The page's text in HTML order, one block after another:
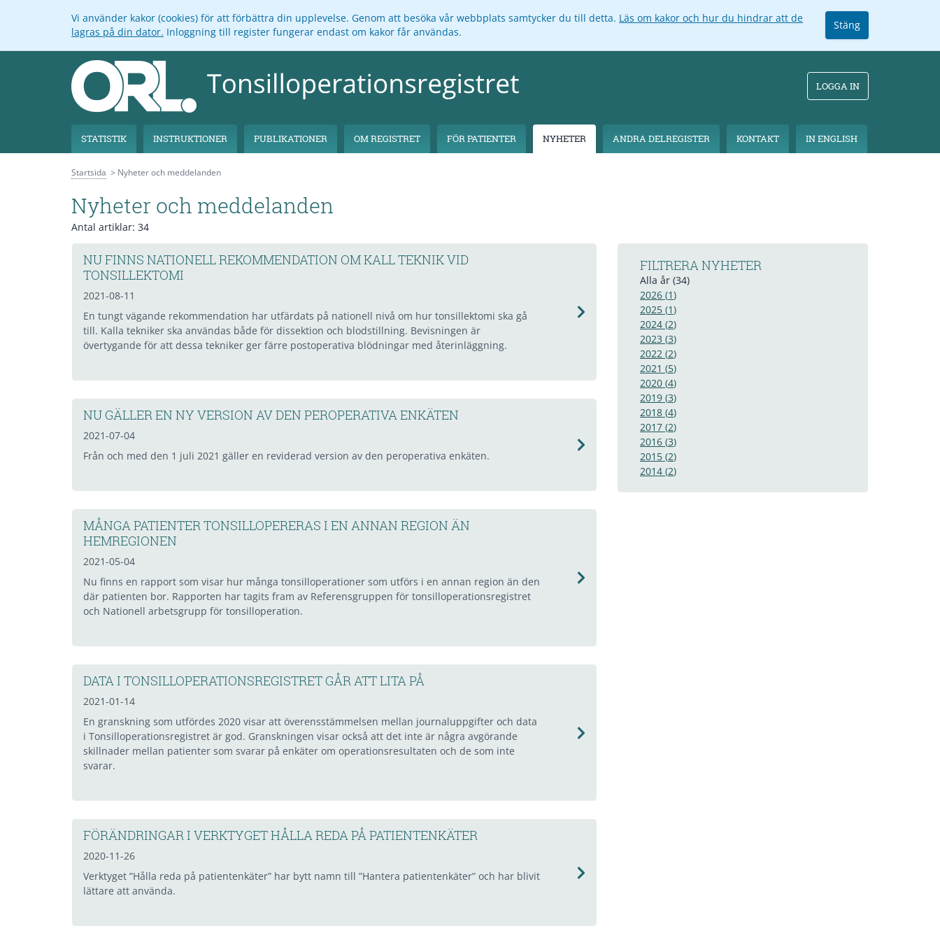
Vi använder kakor (cookies) för att förbättra din upplevelse. Genom att besöka vår webbplats samtycker du till detta. Läs om kakor och hur du hindrar att de
lagras på din dator. Inloggning till register fungerar endast om kakor får användas.
Stäng
LOGGA IN
STATISTIK INSTRUKTIONER PUBLIKATIONER OM REGISTRET FÖR PATIENTER NYHETER ANDRA DELREGISTER KONTAKT IN ENGLISH
Startsida Nyheter och meddelanden
Nyheter och meddelanden
Antal artiklar: 34
NU FINNS NATIONELL REKOMMENDATION OM KALL TEKNIK VID
TONSILLEKTOMI
2021-08-11
En tungt vägande rekommendation har utfärdats på nationell nivå om hur tonsillektomi ska gå
till. Kalla tekniker ska användas både för dissektion och blodstillning. Bevisningen är
övertygande för att dessa tekniker ger färre postoperativa blödningar med återinläggning.
NU GÄLLER EN NY VERSION AV DEN PEROPERATIVA ENKÄTEN
2021-07-04
Från och med den 1 juli 2021 gäller en reviderad version av den peroperativa enkäten.
MÅNGA PATIENTER TONSILLOPERERAS I EN ANNAN REGION ÄN
HEMREGIONEN
2021-05-04
Nu finns en rapport som visar hur många tonsilloperationer som utförs i en annan region än den
där patienten bor. Rapporten har tagits fram av Referensgruppen för tonsilloperationsregistret
och Nationell arbetsgrupp för tonsilloperation.
DATA I TONSILLOPERATIONSREGISTRET GÅR ATT LITA PÅ
2021-01-14
En granskning som utfördes 2020 visar att överensstämmelsen mellan journaluppgifter och data
i Tonsilloperationsregistret är god. Granskningen visar också att det inte är några avgörande
skillnader mellan patienter som svarar på enkäter om operationsresultaten och de som inte
svarar.
FÖRÄNDRINGAR I VERKTYGET HÅLLA REDA PÅ PATIENTENKÄTER
2020-11-26
Verktyget ”Hålla reda på patientenkäter” har bytt namn till ”Hantera patientenkäter” och har blivit
lättare att använda.
FILTRERA NYHETER
Alla år (34)
2026 (1)
2025 (1)
2024 (2)
2023 (3)
2022 (2)
2021 (5)
2020 (4)
2019 (3)
2018 (4)
2017 (2)
2016 (3)
2015 (2)
2014 (2)